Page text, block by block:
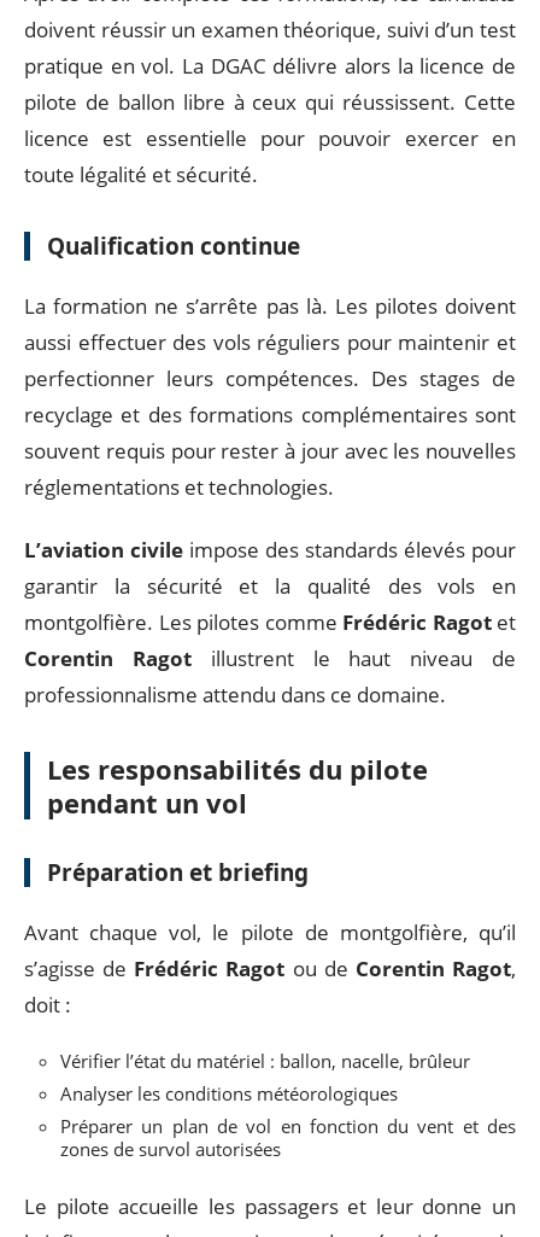
doivent réussir un examen théorique, suivi d’un test
pratique en vol. La DGAC délivre alors la licence de
pilote de ballon libre à ceux qui réussissent. Cette
licence est essentielle pour pouvoir exercer en
toute légalité et sécurité.
Qualification continue
La formation ne s’arrête pas là. Les pilotes doivent
aussi effectuer des vols réguliers pour maintenir et
perfectionner leurs compétences. Des stages de
recyclage et des formations complémentaires sont
souvent requis pour rester à jour avec les nouvelles
réglementations et technologies.
L’aviation civile impose des standards élevés pour
garantir la sécurité et la qualité des vols en
montgolfière. Les pilotes comme Frédéric Ragotet
Corentin Ragotillustrent le haut niveau de
professionnalisme attendu dans ce domaine.
Les responsabilités du pilote
pendant un vol
Préparation et briefing
Avant chaque vol, le pilote de montgolfière, qu’il
s’agisse de Frédéric Ragot ou de Corentin Ragot,
doit :
Vérifier l’état du matériel : ballon, nacelle, brûleur
Analyser les conditions météorologiques
Préparer un plan de vol en fonction du vent et des
zones de survol autorisées
Le pilote accueille les passagers et leur donne un